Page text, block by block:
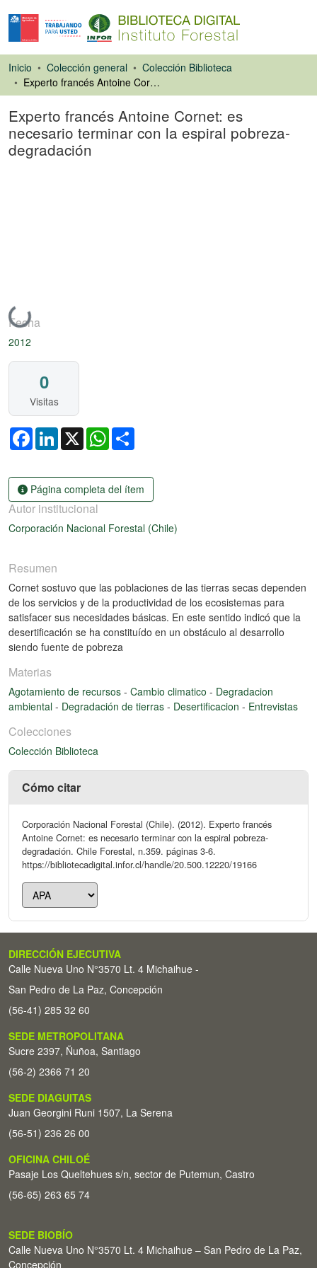
Inicio Colección general
Colección Biblioteca
Experto francés Antoine Cornet: es necesario terminar con la espiral pobreza-degradación
Experto francés Antoine Cornet: es
necesario terminar con la espiral pobreza-
degradación
Cargando...
Fecha
2012
0
Visitas
FacebookLinkedIn
X WhatsApp
Página completa del ítem
Autor institucional
Corporación Nacional Forestal (Chile)
Resumen
Cornet sostuvo que las poblaciones de las tierras secas dependen
de los servicios y de la productividad de los ecosistemas para
satisfacer sus necesidades básicas. En este sentido indicó que la
desertificación se ha constituído en un obstáculo al desarrollo
siendo fuente de pobreza
Materias
Agotamiento de recursos - Cambio climatico - Degradacion
ambiental - Degradación de tierras - Desertificacion - Entrevistas
Colecciones
Colección Biblioteca
Cómo citar
Corporación Nacional Forestal (Chile). (2012). Experto francés
Antoine Cornet: es necesario terminar con la espiral pobreza-
degradación. Chile Forestal, n.359. páginas 3-6.
https://bibliotecadigital.infor.cl/handle/20.500.12220/19166
DIRECCIÓN EJECUTIVA
Calle Nueva Uno N°3570 Lt. 4 Michaihue -
San Pedro de La Paz, Concepción
(56-41) 285 32 60
SEDE METROPOLITANA
Sucre 2397, Ñuñoa, Santiago
(56-2) 2366 71 20
SEDE DIAGUITAS
Juan Georgini Runi 1507, La Serena
(56-51) 236 26 00
OFICINA CHILOÉ
Pasaje Los Queltehues s/n, sector de Putemun, Castro
(56-65) 263 65 74
SEDE BIOBÍO
Calle Nueva Uno N°3570 Lt. 4 Michaihue – San Pedro de La Paz,
Concepción